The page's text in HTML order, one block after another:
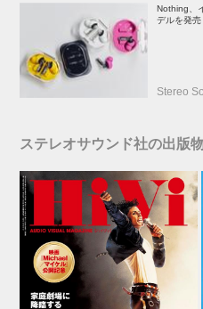
Nothing、
デルを発売
Stereo
ステレオサウンド社の出版